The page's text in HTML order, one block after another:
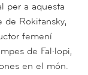
per a aquesta
Rokitansky,
femení
de Fal·lopi,
en el món.